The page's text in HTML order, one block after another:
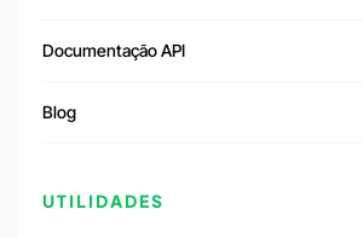
Documentação API
Blog
UTILIDADES